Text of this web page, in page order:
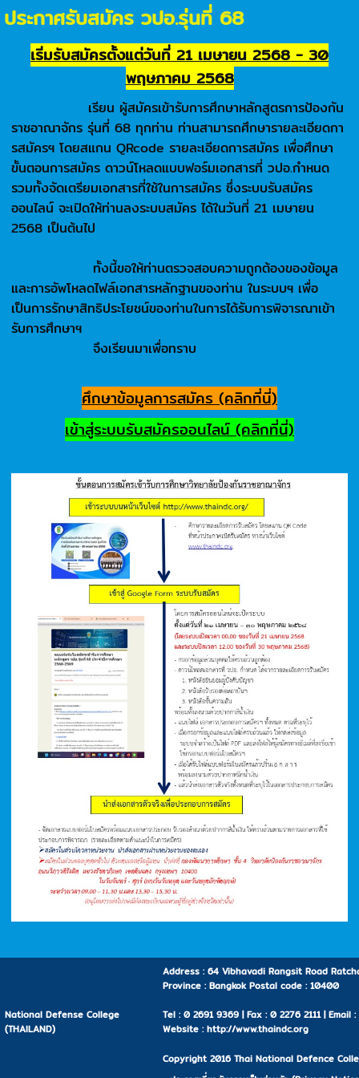
ประกาศรับสมัคร วปอ.รุ่นที่ 68
เริ่มรับสมัครตั้งแต่วันที่ 21 เมษายน 2568 - 30
พฤษภาคม 2568
เรียน ผู้สมัครเข้ารับการศึกษาหลักสูตรการป้องกัน
ราชอาณาจักร รุ่นที่ 68 ทุกท่าน ท่านสามารถศึกษารายละเอียดกา
รสมัครฯ โดยสแกน QRcode รายละเอียดการสมัคร เพื่อศึกษา
ขั้นตอนการสมัคร ดาวน์โหลดแบบฟอร์มเอกสารที่ วปอ.กำหนด
รวมทั้งจัดเตรียมเอกสารที่ใช้ในการสมัคร ซึ่งระบบรับสมัคร
ออนไลน์ จะเปิดให้ท่านลงระบบสมัคร ได้ในวันที่ 21 เมษายน
2568 เป็นต้นไป
ทั้งนี้ขอให้ท่านตรวจสอบความถูกต้องของข้อมูล
และการอัพโหลดไฟล์เอกสารหลักฐานของท่าน ในระบบฯ เพื่อ
เป็นการรักษาสิทธิประโยชน์ของท่านในการได้รับการพิจารณาเข้า
รับการศึกษาฯ
จึงเรียนมาเพื่อทราบ
ศึกษาข้อมูลการสมัคร (คลิกที่นี่)
เข้าสู่ระบบรับสมัครออนไลน์ (คลิกที่นี่)
Address : 64 Vibhavadi Rangsit Road
Province : Bangkok Postal code : 10400
National Defense College
(THAILAND)
Tel : 0 2691 9369 | Fax : 0 2276 2111 | Email
Website : http://www.thaindc.org
Copyright 2016 Thai National Defence